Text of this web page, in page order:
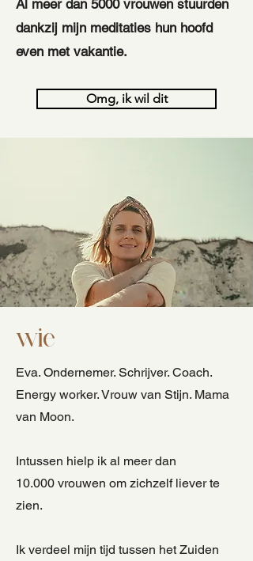
Al meer dan 5000 vrouwen stuurden
dankzij mijn meditaties hun hoofd
even met vakantie.
Omg, ik wil dit
wie
Eva. Ondernemer. Schrijver. Coach.
Energy worker. Vrouw van Stijn. Mama
van Moon.
Intussen hielp ik al meer dan
10.000 vrouwen om zichzelf liever te
zien.
Ik verdeel mijn tijd tussen het Zuiden